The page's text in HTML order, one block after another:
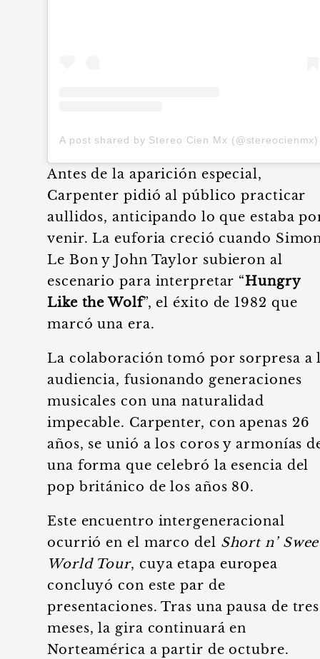
A post shared by Stereo Cien Mx (@stereocienmx)
Antes de la aparición especial,
Carpenter pidió al público practicar
aullidos, anticipando lo que estaba
venir. La euforia creció cuando
Le Bon y John Taylor subieron al
escenario para interpretar “Hungry
Like the Wolf”, el éxito de 1982 que
marcó una era.
La colaboración tomó por sorpresa a
audiencia, fusionando generaciones
musicales con una naturalidad
impecable. Carpenter, con apenas 26
años, se unió a los coros y armonías
una forma que celebró la esencia del
pop británico de los años 80.
Este encuentro intergeneracional
ocurrió en el marco del Short n’
World Tour, cuya etapa europea
concluyó con este par de
presentaciones. Tras una pausa de tres
meses, la gira continuará en
Norteamérica a partir de octubre.